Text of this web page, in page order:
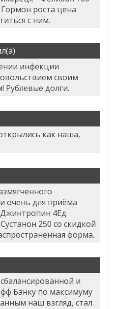
роста цена
с ним.
инфекции
своим
долги.
как наша,
очень для приёма
4Ед
250 со скидкой
форма.
и
Банку по максимуму
наш взгляд, стал.